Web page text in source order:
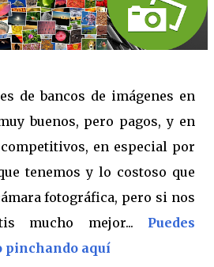
de bancos de imágenes en
buenos, pero pagos, y en
en especial por
tenemos y lo costoso que
fotográfica, pero si nos
mucho mejor... Puedes
pinchando aquí